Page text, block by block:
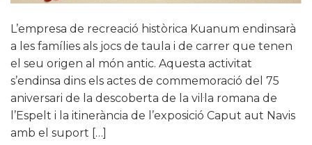
L’empresa de recreació històrica Kuanum endinsarà
a les famílies als jocs de taula i de carrer que tenen
el seu origen al món antic. Aquesta activitat
s’endinsa dins els actes de commemoració del 75
aniversari de la descoberta de la vil·la romana de
l’Espelt i la itinerància de l’exposició Caput aut Navis
amb el suport […]